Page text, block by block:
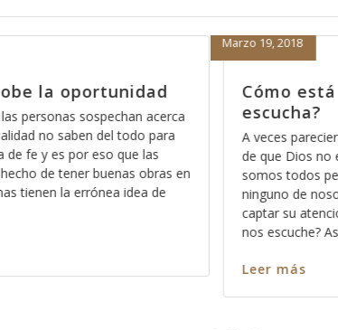
eso de que Dios no nos
que Dios está loco, cómo está eso
escucha a los pecadores?, acaso no
pecadores?, entonces?, no escucha a
ó cómo es que haremos para
y cómo es que haremos para que
Así como es cierto que todos pecamos
Febrero
los
en